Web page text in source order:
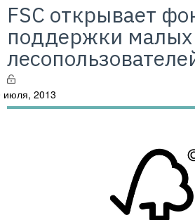
FSC открывает
поддержки малых
июля, 2013